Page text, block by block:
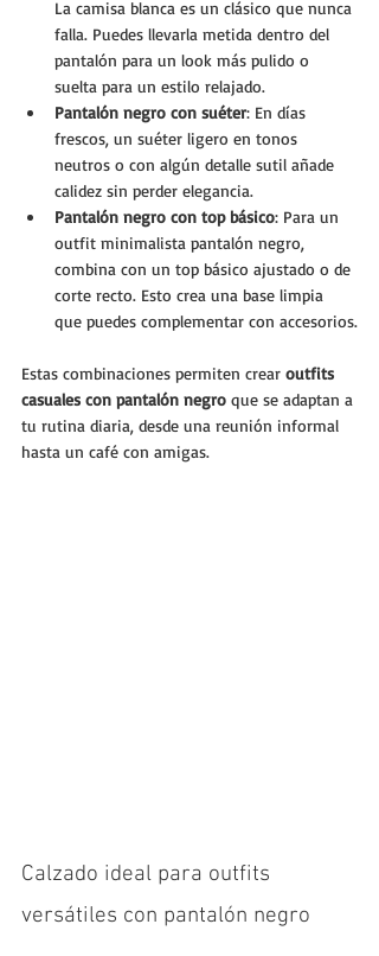
La camisa blanca es un clásico que nunca
falla. Puedes llevarla metida dentro del
pantalón para un look más pulido o
suelta para un estilo relajado.
Pantalón negro con suéter: En días
frescos, un suéter ligero en tonos
neutros o con algún detalle sutil añade
calidez sin perder elegancia.
Pantalón negro con top básico: Para un
outfit minimalista pantalón negro,
combina con un top básico ajustado o de
corte recto. Esto crea una base limpia
que puedes complementar con accesorios.
Estas combinaciones permiten crear outfits
casuales con pantalón negro que se adaptan a
tu rutina diaria, desde una reunión informal
hasta un café con amigas.
Calzado ideal para outfits
versátiles con pantalón negro